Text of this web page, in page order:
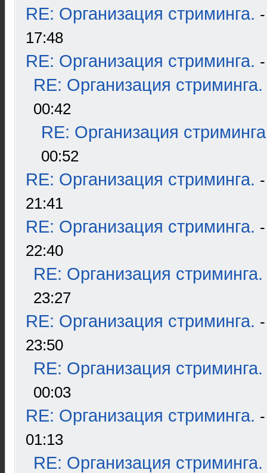
RE: Организация стриминга.
17:48
RE: Организация стриминга.
RE: Организация стриминга.
00:42
RE: Организация
00:52
RE: Организация стриминга.
21:41
RE: Организация стриминга.
22:40
RE: Организация стриминга.
23:27
RE: Организация стриминга.
23:50
RE: Организация стриминга.
00:03
RE: Организация стриминга.
01:13
RE: Организация стриминга.